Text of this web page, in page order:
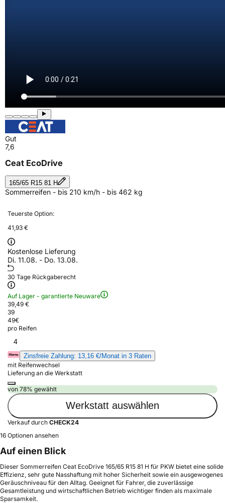
Gut
7,6
Ceat EcoDrive
165/65 R15 81 H
Sommerreifen - bis 210 km/h - bis 462 kg
Teuerste Option:
41,93 €
Kostenlose Lieferung
Di. 11.08. - Do. 13.08.
30 Tage Rückgaberecht
Auf Lager - garantierte Neuware
39,49 €
39
49€
pro Reifen
4
Zinsfreie Zahlung: 13,16 €/Monat in 3 Raten
mit Reifenwechsel
Lieferung an die Werkstatt
von 78% gewählt
Werkstatt auswählen
Verkauf durch CHECK24
16 Optionen ansehen
Auf einen Blick
Dieser Sommerreifen Ceat EcoDrive 165/65 R15 81 H für PKW bietet eine solide
Effizienz, sehr gute Nasshaftung mit hoher Sicherheit sowie ein ausgewogenes
Geräuschniveau für den Alltag. Geeignet für Fahrer, die zuverlässige
Gesamtleistung und wirtschaftlichen Betrieb wichtiger finden als maximale
Sparsamkeit.